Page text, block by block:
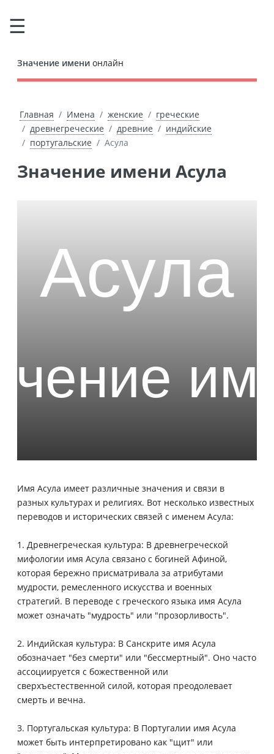
Значение имени онлайн
Главная Имена женские
греческие
древнегреческие
древние
индийские
португальские
Асула
Значение имени Асула
Имя Асула имеет различные значения и связи в
разных культурах и религиях. Вот несколько известных
переводов и исторических связей с именем Асула:
1. Древнегреческая культура: В древнегреческой
мифологии имя Асула связано с богиней Афиной,
которая бережно присматривала за атрибутами
мудрости, ремесленного искусства и военных
стратегий. В переводе с греческого языка имя Асула
может означать "мудрость" или "прозорливость".
2. Индийская культура: В Санскрите имя Асула
обозначает "без смерти" или "бессмертный". Оно часто
ассоциируется с божественной или
сверхъестественной силой, которая преодолевает
смерть и вечна.
3. Португальская культура: В Португалии имя Асула
может быть интерпретировано как "щит" или